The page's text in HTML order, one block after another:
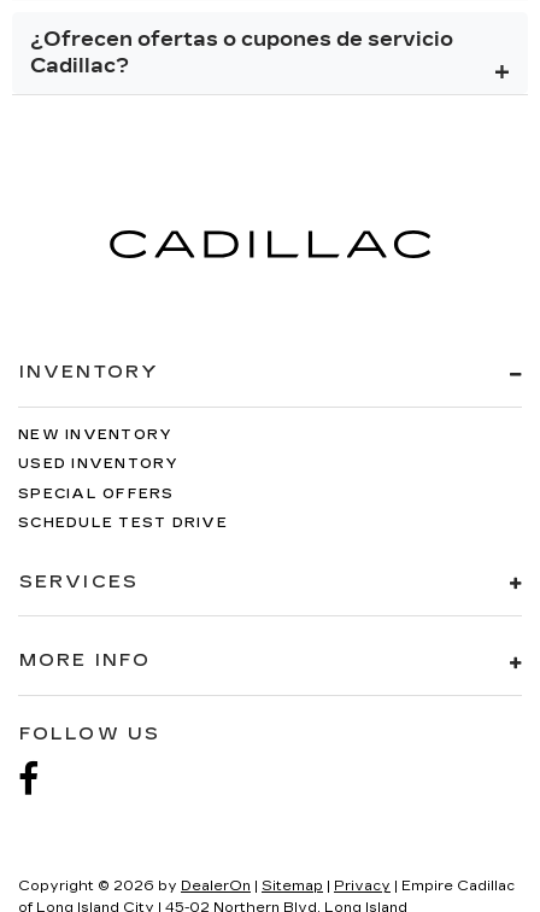
¿Ofrecen ofertas o cupones de servicio
Cadillac?
INVENTORY
NEW INVENTORY
USED INVENTORY
SPECIAL OFFERS
SCHEDULE TEST DRIVE
SERVICES
MORE INFO
FOLLOW US
Copyright © 2026 by DealerOn | Sitemap | Privacy | Empire Cadillac
of Long Island City | 45-02 Northern Blvd, Long Island